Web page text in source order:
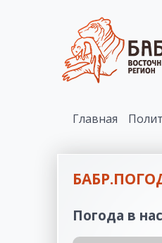
Главная
Погода в